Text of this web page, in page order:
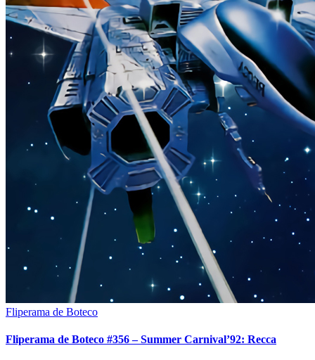
Fliperama de Boteco
Fliperama de Boteco #356 – Summer Carnival’92: Recca